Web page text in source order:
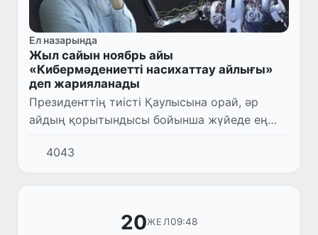
Ел назарында
Жыл сайын ноябрь айы
«Кибермәдениетті насихаттау айлығы»
деп жарияланады
Президенттің тиісті Қаулысына орай, әр
айдың қорытындысы бойынша жүйеде ең
көп киберқылмыс тіркелген банктер мен
төлем ұйымдарының тізімі бұқараға
жарияланады.
4043
20ЖЕЛ09:48